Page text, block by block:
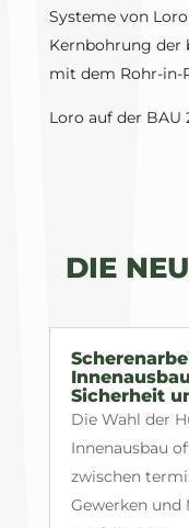
Systeme von
Kernbohrung der
mit dem Rohr-in-
Loro auf der BAU
DIE
Sicherheit
Die Wahl der
Innenausbau
zwischen
Gewerken und